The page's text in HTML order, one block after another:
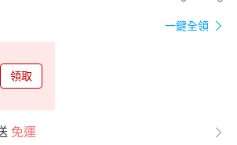
一鍵全領
領取
免運